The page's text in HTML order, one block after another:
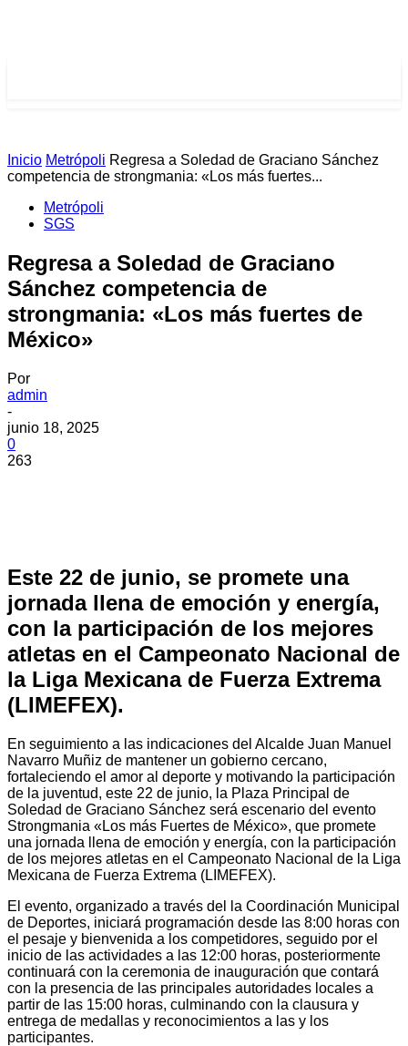
Inicio Metrópoli Regresa a Soledad de Graciano Sánchez
competencia de strongmania: «Los más fuertes...
Metrópoli
SGS
Regresa a Soledad de Graciano
Sánchez competencia de
strongmania: «Los más fuertes de
México»
Por
admin
-
junio 18, 2025
0
263
Este 22 de junio, se promete una
jornada llena de emoción y energía,
con la participación de los mejores
atletas en el Campeonato Nacional de
la Liga Mexicana de Fuerza Extrema
(LIMEFEX).
En seguimiento a las indicaciones del Alcalde Juan Manuel
Navarro Muñiz de mantener un gobierno cercano,
fortaleciendo el amor al deporte y motivando la participación
de la juventud, este 22 de junio, la Plaza Principal de
Soledad de Graciano Sánchez será escenario del evento
Strongmania «Los más Fuertes de México», que promete
una jornada llena de emoción y energía, con la participación
de los mejores atletas en el Campeonato Nacional de la Liga
Mexicana de Fuerza Extrema (LIMEFEX).
El evento, organizado a través del la Coordinación Municipal
de Deportes, iniciará programación desde las 8:00 horas con
el pesaje y bienvenida a los competidores, seguido por el
inicio de las actividades a las 12:00 horas, posteriormente
continuará con la ceremonia de inauguración que contará
con la presencia de las principales autoridades locales a
partir de las 15:00 horas, culminando con la clausura y
entrega de medallas y reconocimientos a las y los
participantes.